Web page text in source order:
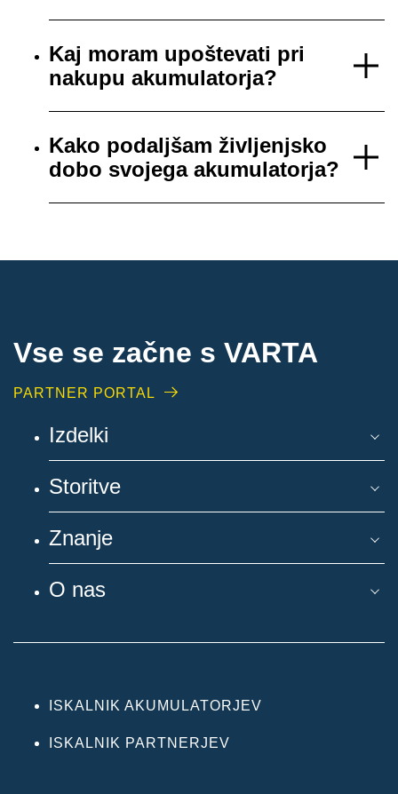
Kaj moram upoštevati pri
nakupu akumulatorja?
Kako podaljšam življenjsko
dobo svojega akumulatorja?
Vse se začne s VARTA
PARTNER PORTAL
Izdelki
Storitve
Znanje
O nas
ISKALNIK AKUMULATORJEV
ISKALNIK PARTNERJEV